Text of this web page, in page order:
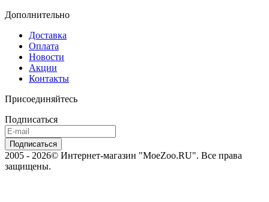
Дополнительно
Доставка
Оплата
Новости
Акции
Контакты
Присоединяйтесь
Подписаться
2005 - 2026© Интернет-магазин "MoeZoo.RU". Все права
защищены.